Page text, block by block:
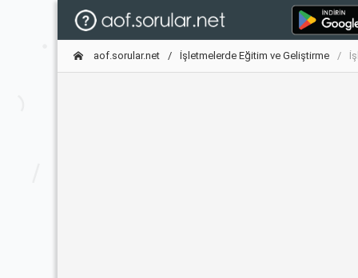
aof.sorular.net İşletmelerde Eğitim ve Geliştirme